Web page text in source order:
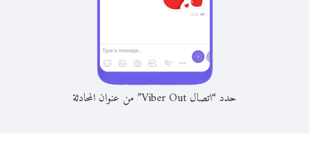
حدد “اتصال Viber Out” من عنوان المحادثة